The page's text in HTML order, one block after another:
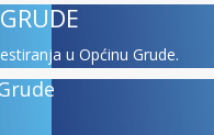
u Općinu Grude.